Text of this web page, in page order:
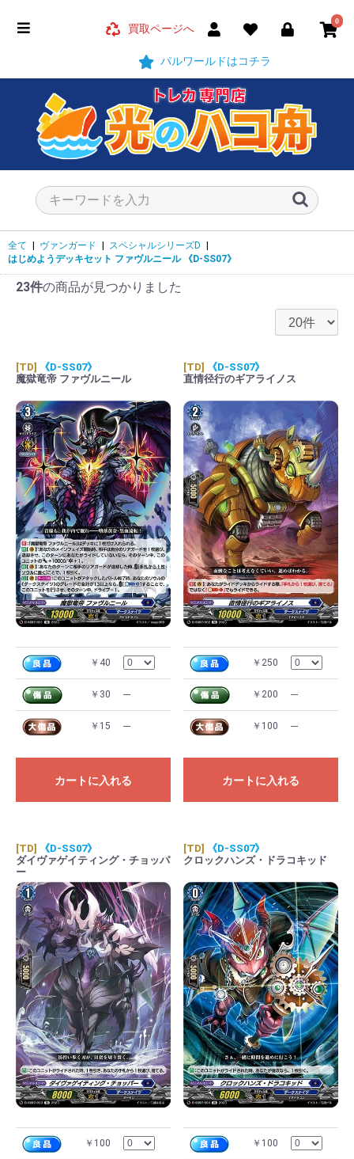
買取ページへ
パルワールドはコチラ
0
全て ヴァンガード スペシャルシリーズD
はじめようデッキセット ファヴルニール 《D-SS07》
23件の商品が見つかりました
[TD]
《D-SS07》
魔獄竜帝 ファヴルニール
￥40
￥30 ---
￥15 ---
カートに入れる
[TD]
《D-SS07》
直情径行のギアライノス
￥250
￥200 ---
￥100 ---
カートに入れる
[TD]
《D-SS07》
ダイヴァゲイティング・チョッパ
ー
￥100
[TD]
《D-SS07》
クロックハンズ・ドラコキッド
￥100